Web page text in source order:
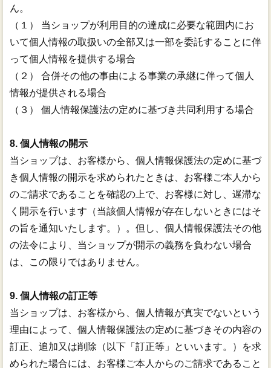
ん。
（１） 当ショップが利用目的の達成に必要な範囲内にお
いて個人情報の取扱いの全部又は一部を委託することに伴
って個人情報を提供する場合
（２） 合併その他の事由による事業の承継に伴って個人
情報が提供される場合
（３） 個人情報保護法の定めに基づき共同利用する場合
8. 個人情報の開示
当ショップは、お客様から、個人情報保護法の定めに基づ
き個人情報の開示を求められたときは、お客様ご本人から
のご請求であることを確認の上で、お客様に対し、遅滞な
く開示を行います（当該個人情報が存在しないときにはそ
の旨を通知いたします。）。但し、個人情報保護法その他
の法令により、当ショップが開示の義務を負わない場合
は、この限りではありません。
9. 個人情報の訂正等
当ショップは、お客様から、個人情報が真実でないという
理由によって、個人情報保護法の定めに基づきその内容の
訂正、追加又は削除（以下「訂正等」といいます。）を求
められた場合には、お客様ご本人からのご請求であること